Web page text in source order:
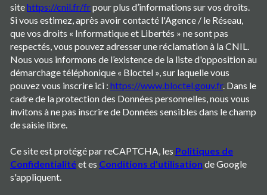
sitehttps://cnil.fr/frpour plus d’informations sur vos droits.
Si vous estimez, après avoir contacté l'Agence / le Réseau,
que vos droits « Informatique et Libertés » ne sont pas
respectés, vous pouvez adresser une réclamation à la CNIL.
Nous vous informons de l’existence de la liste d'opposition au
démarchage téléphonique « Bloctel », sur laquelle vous
pouvez vous inscrire ici : https://www.bloctel.gouv.fr. Dans le
cadre de la protection des Données personnelles, nous vous
invitons à ne pas inscrire de Données sensibles dans le champ
de saisie libre.
Ce site est protégé par reCAPTCHA, les Politiques de
Confidentialitéet es Conditions d'utilisation de Google
s'appliquent.